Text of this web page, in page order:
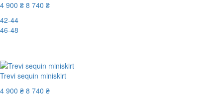
4 900 ₴ 8 740 ₴
42-44
46-48
Trevi sequin miniskirt
4 900 ₴ 8 740 ₴